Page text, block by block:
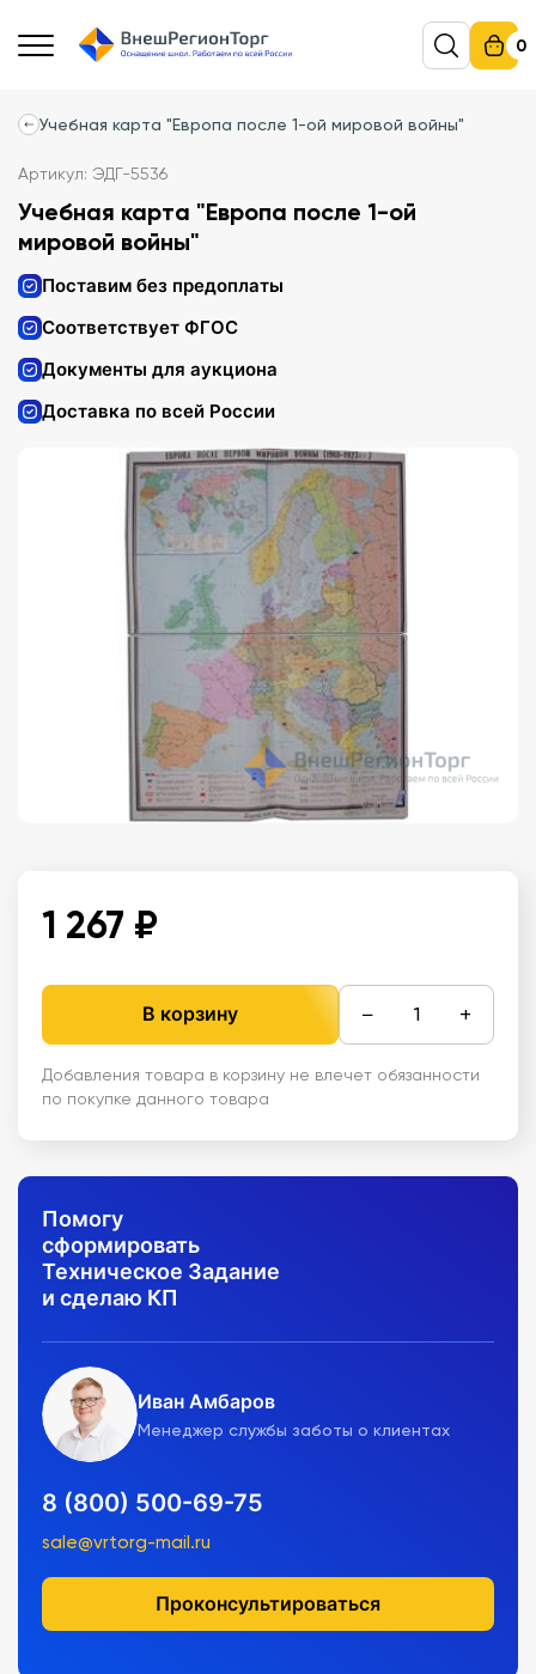
0
Учебная карта "Европа после 1-ой мировой войны"
Артикул: ЭДГ-5536
Учебная карта "Европа после 1-ой
мировой войны"
Поставим без предоплаты
Соответствует ФГОС
Документы для аукциона
Доставка по всей России
1 267 ₽
В корзину − +
Добавления товара в корзину не влечет обязанности
по покупке данного товара
Помогу
сформировать
Техническое Задание
и сделаю КП
Иван Амбаров
Менеджер службы заботы о клиентах
8 (800) 500-69-75
sale@vrtorg-mail.ru
Проконсультироваться